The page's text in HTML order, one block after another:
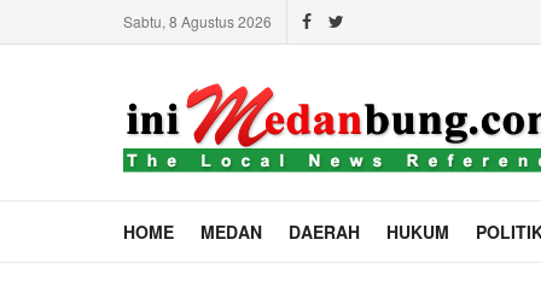
Sabtu, 8 Agustus 2026
HOME MEDAN DAERAH HUKUM